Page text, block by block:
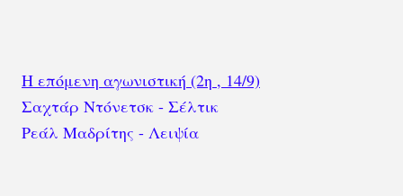
H επόμενη αγωνιστική (2η , 14/9)
Σαχτάρ Ντόνετσκ - Σέλτικ
Ρεάλ Μαδρίτης - Λειψία